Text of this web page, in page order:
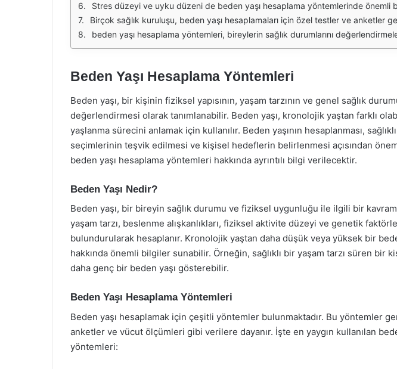
Stres düzeyi ve uyku düzeni de beden yaşı hesaplama yöntemlerinde önemli bir rol oynar. Yüksek stres seviyeleri ve düzensiz uyku, bireylerin fiziksel ve zihinsel sağlıklarını olumsuz etkileyebilir. Bu durum, beden yaşının artmasına neden olabilir. Düzenli uyku ve
Birçok sağlık kuruluşu, beden yaşı hesaplamaları için özel testler ve anketler geliştirmiştir. Bu testler, bireylerin genel sağlık durumunu ve yaşam tarzlarını değerlendirerek, daha doğru beden yaşı tahminleri yapmayı amaçlar. Bu tür testler, bireylere kendi sağlık durumlarını
beden yaşı hesaplama yöntemleri, bireylerin sağlık durumlarını değerlendirmelerine ve daha sağlıklı yaşam tarzları benimsemelerine yardımcı olan önemli araçlardır. Fiziksel aktivite, beslenme alışkanlıkları, stres düzeyi ve uyku düzeni gibi faktörlerin dikkate alınması, daha doğru beden yaşı
Beden Yaşı Hesaplama Yöntemleri
Beden yaşı, bir kişinin fiziksel yapısının, yaşam tarzının ve genel sağlık
değerlendirmesi olarak tanımlanabilir. Beden yaşı, kronolojik yaştan farklı
yaşlanma sürecini anlamak için kullanılır. Beden yaşının hesaplanması,
seçimlerinin teşvik edilmesi ve kişisel hedeflerin belirlenmesi açısından
beden yaşı hesaplama yöntemleri hakkında ayrıntılı bilgi verilecektir.
Beden Yaşı Nedir?
Beden yaşı, bir bireyin sağlık durumu ve fiziksel uygunluğu ile ilgili bir
yaşam tarzı, beslenme alışkanlıkları, fiziksel aktivite düzeyi ve genetik
bulundurularak hesaplanır. Kronolojik yaştan daha düşük veya yüksek bir
hakkında önemli bilgiler sunabilir. Örneğin, sağlıklı bir yaşam tarzı süren bir
daha genç bir beden yaşı gösterebilir.
Beden Yaşı Hesaplama Yöntemleri
Beden yaşı hesaplamak için çeşitli yöntemler bulunmaktadır. Bu yöntemler
anketler ve vücut ölçümleri gibi verilere dayanır. İşte en yaygın kullanılan
yöntemleri: